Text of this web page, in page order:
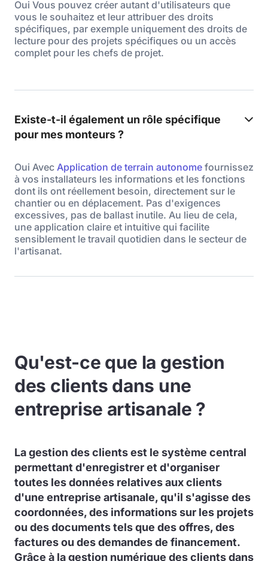
Oui Vous pouvez créer autant d'utilisateurs que
vous le souhaitez et leur attribuer des droits
spécifiques, par exemple uniquement des droits de
lecture pour des projets spécifiques ou un accès
complet pour les chefs de projet.
Existe-t-il également un rôle spécifique
pour mes monteurs ?
Oui Avec Application de terrain autonome fournissez
à vos installateurs les informations et les fonctions
dont ils ont réellement besoin, directement sur le
chantier ou en déplacement. Pas d'exigences
excessives, pas de ballast inutile. Au lieu de cela,
une application claire et intuitive qui facilite
sensiblement le travail quotidien dans le secteur de
l'artisanat.
Qu'est-ce que la gestion
des clients dans une
entreprise artisanale ?
La gestion des clients est le système central
permettant d'enregistrer et d'organiser
toutes les données relatives aux clients
d'une entreprise artisanale, qu'il s'agisse des
coordonnées, des informations sur les projets
ou des documents tels que des offres, des
factures ou des demandes de financement.
Grâce à la gestion numérique des clients dans